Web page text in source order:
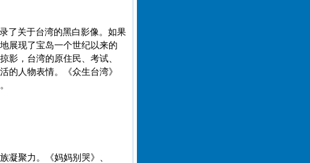
了关于台湾的黑白影像。如果
展现了宝岛一个世纪以来的
影，台湾的原住民、考试、
的人物表情。《众生台湾》
凝聚力。《妈妈别哭》、